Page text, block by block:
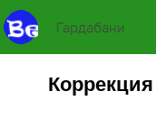
Гардабани